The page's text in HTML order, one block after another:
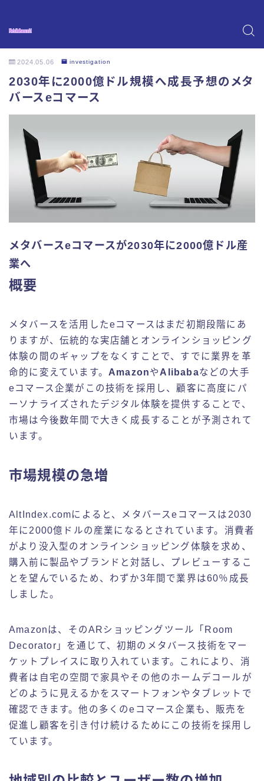
2024.05.06 investigation
2030年に2000億ドル規模へ成長予想のメタ
バースeコマース
メタバースeコマースが2030年に2000億ドル産
業へ
概要
メタバースを活用したeコマースはまだ初期段階にあ
りますが、伝統的な実店舗とオンラインショッピング
体験の間のギャップをなくすことで、すでに業界を革
命的に変えています。 Amazonや Alibabaなどの大手
eコマース企業がこの技術を採用し、顧客に高度にパ
ーソナライズされたデジタル体験を提供することで、
市場は今後数年間で大きく成長することが予測されて
います。
市場規模の急増
AltIndex.comによると、メタバースeコマースは2030
年に2000億ドルの産業になるとされています。消費者
がより没入型のオンラインショッピング体験を求め、
購入前に製品やブランドと対話し、プレビューするこ
とを望んでいるため、わずか3年間で業界は60％成長
しました。
Amazonは、そのARショッピングツール「Room
Decorator」を通じて、初期のメタバース技術をマー
ケットプレイスに取り入れています。これにより、消
費者は自宅の空間で家具やその他のホームデコールが
どのように見えるかをスマートフォンやタブレットで
確認できます。他の多くのeコマース企業も、販売を
促進し顧客を引き付け続けるためにこの技術を採用し
ています。